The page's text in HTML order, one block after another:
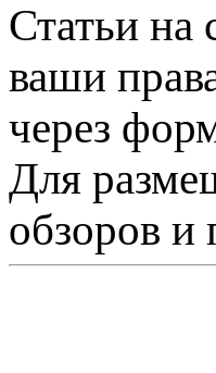
Статьи на
ваши
через
Для
обзоров и